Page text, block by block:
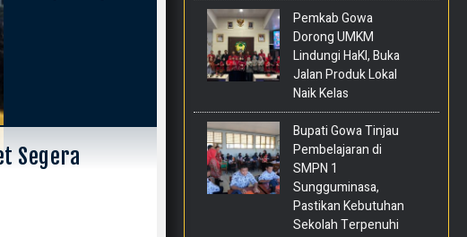
Segera
Pemkab Gowa
Dorong UMKM
Lindungi HaKI, Buka
Jalan Produk Lokal
Naik Kelas
Bupati Gowa Tinjau
Pembelajaran di
SMPN 1
Sungguminasa,
Pastikan Kebutuhan
Sekolah Terpenuhi